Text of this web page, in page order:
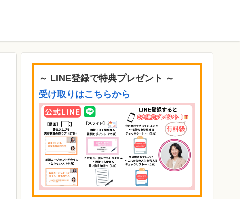
～ LINE登録で特典プレゼント ～
受け取りはこちらから